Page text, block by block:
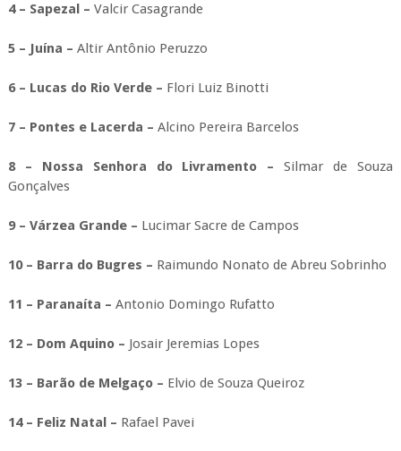
4 – Sapezal – Valcir Casagrande
5 – Juína – Altir Antônio Peruzzo
6 – Lucas do Rio Verde – Flori Luiz Binotti
7 – Pontes e Lacerda – Alcino Pereira Barcelos
8 – Nossa Senhora do Livramento –Silmar de Souza
Gonçalves
9 – Várzea Grande – Lucimar Sacre de Campos
10 – Barra do Bugres – Raimundo Nonato de Abreu Sobrinho
11 – Paranaíta – Antonio Domingo Rufatto
12 – Dom Aquino – Josair Jeremias Lopes
13 – Barão de Melgaço – Elvio de Souza Queiroz
14 – Feliz Natal – Rafael Pavei